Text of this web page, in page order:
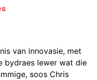
van innovasie, met
bydraes lewer wat die
soos Chris